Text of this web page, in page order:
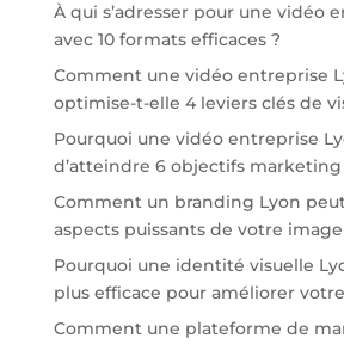
À qui s’adresser pour une vidéo
avec 10 formats efficaces ?
Comment une vidéo entreprise
optimise-t-elle 4 leviers clés de
Pourquoi une vidéo entreprise
d’atteindre 6 objectifs
Comment un branding Lyon
aspects puissants de votre
Pourquoi une identité visuelle
plus efficace pour améliorer
Comment une plateforme de